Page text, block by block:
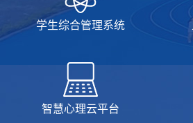
学生综合管理系统
智慧心理云平台